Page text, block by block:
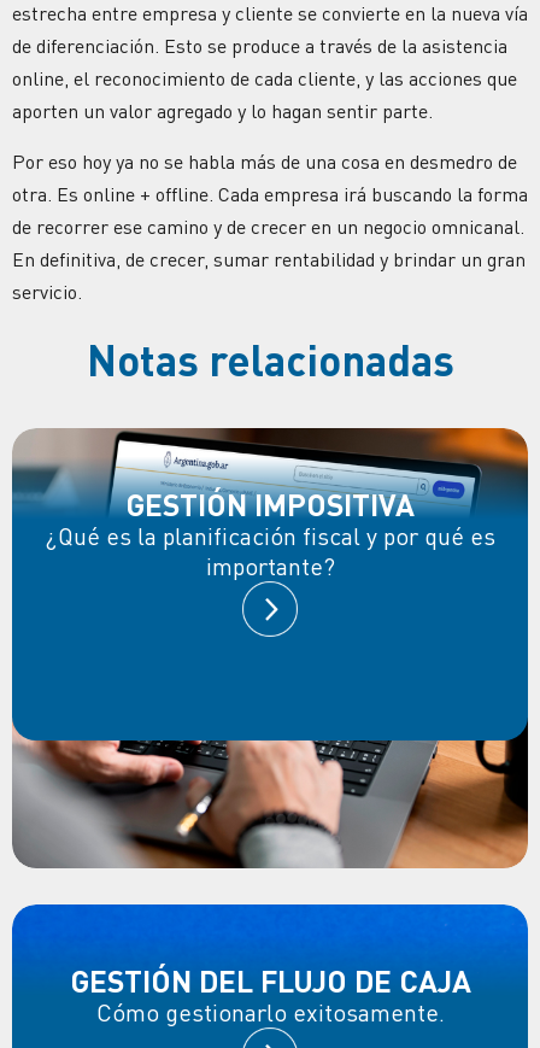
estrecha entre empresa y cliente se convierte en la nueva vía
de diferenciación. Esto se produce a través de la asistencia
online, el reconocimiento de cada cliente, y las acciones que
aporten un valor agregado y lo hagan sentir parte.
Por eso hoy ya no se habla más de una cosa en desmedro de
otra. Es online + offline. Cada empresa irá buscando la forma
de recorrer ese camino y de crecer en un negocio omnicanal.
En definitiva, de crecer, sumar rentabilidad y brindar un gran
servicio.
Notas relacionadas
GESTIÓN IMPOSITIVA
¿Qué es la planificación fiscal y por qué es
importante?
GESTIÓN DEL FLUJO DE CAJA
Cómo gestionarlo exitosamente.